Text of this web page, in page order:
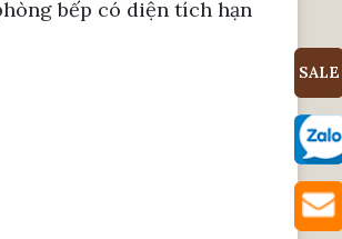
bếp có diện tích hạn
SALE